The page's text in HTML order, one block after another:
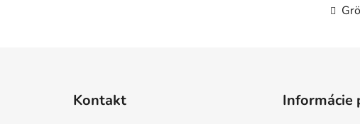
Kontakt Informácie